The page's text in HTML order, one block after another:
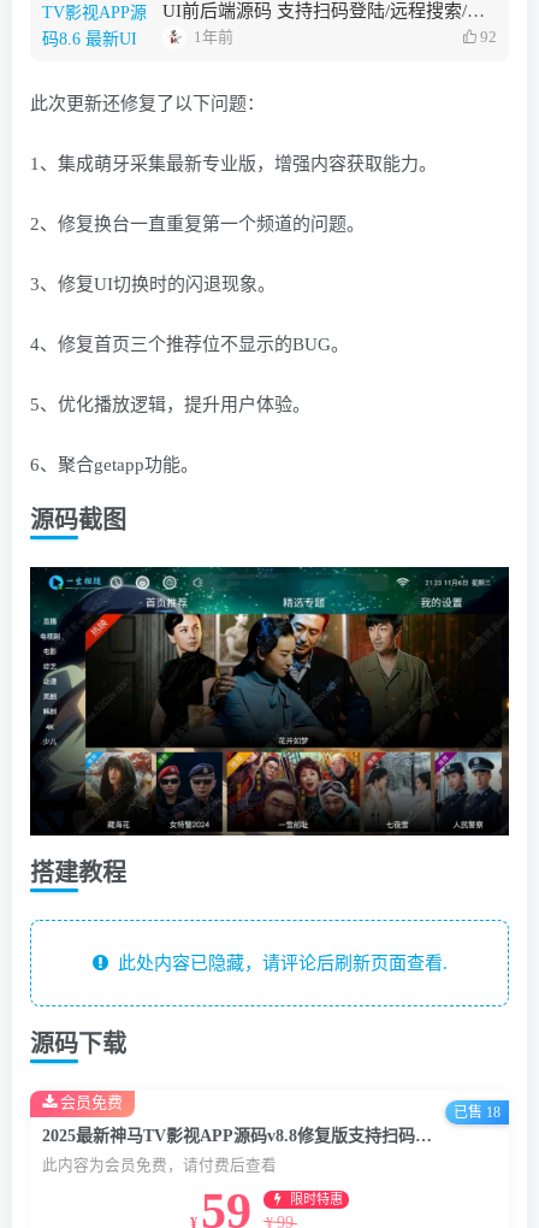
UI前后端源码 支持扫码登陆/远程搜索/广
告遮挡/直播/语音/多套UI/对接易支付 TV
1年前 92
此次更新还修复了以下问题：
1、集成萌牙采集最新专业版，增强内容获取能力。
2、修复换台一直重复第一个频道的问题。
3、修复UI切换时的闪退现象。
4、修复首页三个推荐位不显示的BUG。
5、优化播放逻辑，提升用户体验。
6、聚合getapp功能。
源码截图
搭建教程
此处内容已隐藏，请评论后刷新页面查看.
源码下载
2025最新神马TV影视APP源码v8.8修复版支持扫码登陆/远程搜索/广告遮挡/直播/语音/多套UI/对接易支付 TV端影视APP系统可完美运营
此内容为会员免费，请付费后查看
¥ 59 限时特惠
¥ 99
会员免费
已售 18